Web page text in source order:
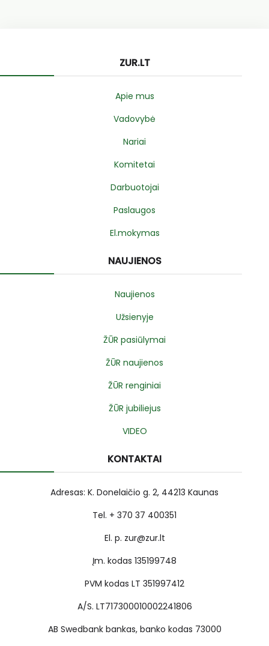
ZUR.LT
Apie mus
Vadovybė
Nariai
Komitetai
Darbuotojai
Paslaugos
El.mokymas
NAUJIENOS
Naujienos
Užsienyje
ŽŪR pasiūlymai
ŽŪR naujienos
ŽŪR renginiai
ŽŪR jubiliejus
VIDEO
KONTAKTAI
Adresas: K. Donelaičio g. 2, 44213 Kaunas
Tel. + 370 37 400351
El. p. zur@zur.lt
Įm. kodas 135199748
PVM kodas LT 351997412
A/S. LT717300010002241806
AB Swedbank bankas, banko kodas 73000